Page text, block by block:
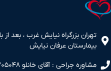
بزرگراه نیایش غرب ، بعد از بلوار
عرفان نیایش
جراحی : آقای خانلو ۰۹۱۲۴۷۰۵۰۴۸